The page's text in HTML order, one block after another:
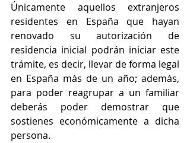
Únicamente aquellos extranjeros
residentes en España que hayan
renovado su autorización de
residencia inicial podrán iniciar este
trámite, es decir, llevar de forma legal
en España más de un año; además,
para poder reagrupar a un familiar
deberás poder demostrar que
sostienes económicamente a dicha
persona.